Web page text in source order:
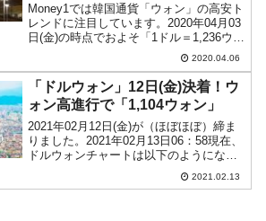
Money1では韓国通貨「ウォン」の高安ト
レンドに注目しています。2020年04月03
日(金)の時点でおよそ「1ドル＝1,236ウォ
ン」と、これまでにないレベルまでウォ
ン安が進行してます。上掲はローソク足1
本が1日の値動きを示す「日足」で見...
2020.04.06
「ドルウォン」12日(金)決着！ウ
ォン高進行で「1,104ウォン」
2021年02月12日(金)が（ほぼほぼ）締ま
りました。2021年02月13日06：58現在、
ドルウォンチャートは以下のようになっ
ています（チャートは『Investing.com』
より引用：以下同）。一応ウォン安方向
2021.02.13